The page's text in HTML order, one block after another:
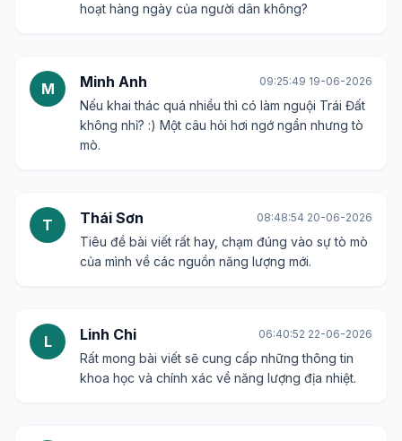
hoạt hàng ngày của người dân không?
M Minh Anh 09:25:49 19-06-2026
Nếu khai thác quá nhiều thì có làm nguội Trái Đất
không nhỉ? :) Một câu hỏi hơi ngớ ngẩn nhưng tò
mò.
T Thái Sơn 08:48:54 20-06-2026
Tiêu đề bài viết rất hay, chạm đúng vào sự tò mò
của mình về các nguồn năng lượng mới.
L Linh Chi 06:40:52 22-06-2026
Rất mong bài viết sẽ cung cấp những thông tin
khoa học và chính xác về năng lượng địa nhiệt.